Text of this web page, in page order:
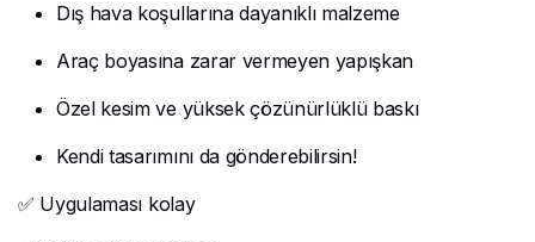
Dış hava koşullarına dayanıklı malzeme
Araç boyasına zarar vermeyen yapışkan
Özel kesim ve yüksek çözünürlüklü baskı
Kendi tasarımını da gönderebilirsin!
✅ Uygulaması kolay